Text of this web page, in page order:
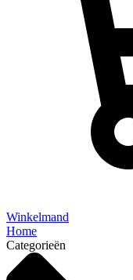
Winkelmand
Home
Categorieën